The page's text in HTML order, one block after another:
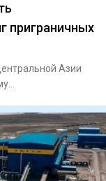
приграничных
Азии